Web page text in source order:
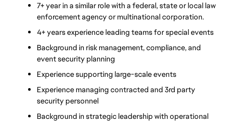
7+ year in a similar role with a federal, state or local law
enforcement agency or multinational corporation.
4+ years experience leading teams for special events
Background in risk management, compliance, and
event security planning
Experience supporting large-scale events
Experience managing contracted and 3rd party
security personnel
Background in strategic leadership with operational